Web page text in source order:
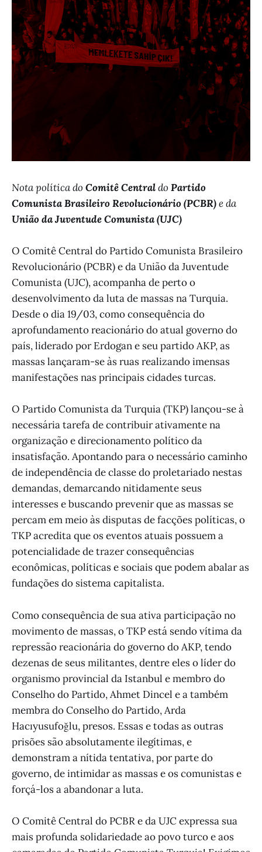
Nota política do Comitê Centraldo Partido
Comunista Brasileiro Revolucionário (PCBR)e da
União da Juventude Comunista (UJC)
O Comitê Central do Partido Comunista Brasileiro
Revolucionário (PCBR) e da União da Juventude
Comunista (UJC), acompanha de perto o
desenvolvimento da luta de massas na Turquia.
Desde o dia 19/03, como consequência do
aprofundamento reacionário do atual governo do
país, liderado por Erdogan e seu partido AKP, as
massas lançaram-se às ruas realizando imensas
manifestações nas principais cidades turcas.
O Partido Comunista da Turquia (TKP) lançou-se à
necessária tarefa de contribuir ativamente na
organização e direcionamento político da
insatisfação. Apontando para o necessário caminho
de independência de classe do proletariado nestas
demandas, demarcando nitidamente seus
interesses e buscando prevenir que as massas se
percam em meio às disputas de facções políticas, o
TKP acredita que os eventos atuais possuem a
potencialidade de trazer consequências
econômicas, políticas e sociais que podem abalar as
fundações do sistema capitalista.
Como consequência de sua ativa participação no
movimento de massas, o TKP está sendo vítima da
repressão reacionária do governo do AKP, tendo
dezenas de seus militantes, dentre eles o líder do
organismo provincial da Istanbul e membro do
Conselho do Partido, Ahmet Dincel e a também
membra do Conselho do Partido, Arda
Hacıyusufoğlu, presos. Essas e todas as outras
prisões são absolutamente ilegítimas, e
demonstram a nítida tentativa, por parte do
governo, de intimidar as massas e os comunistas e
forçá-los a abandonar a luta.
O Comitê Central do PCBR e da UJC expressa sua
mais profunda solidariedade ao povo turco e aos